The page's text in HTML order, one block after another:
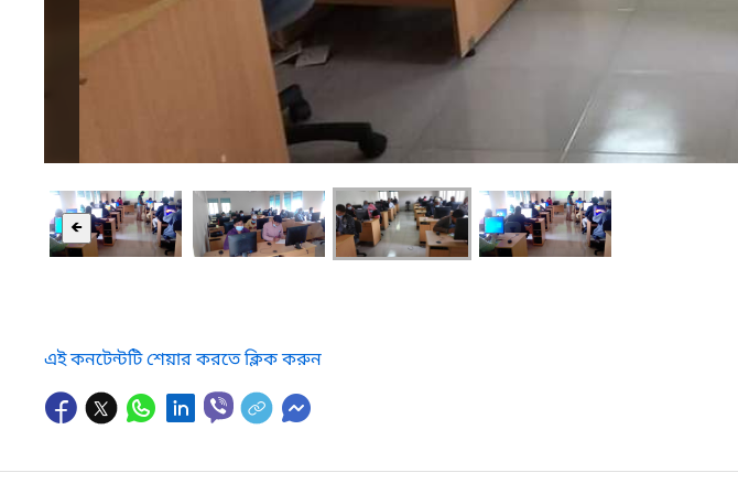
🡸
এই কনটেন্টটি শেয়ার করতে ক্লিক করুন